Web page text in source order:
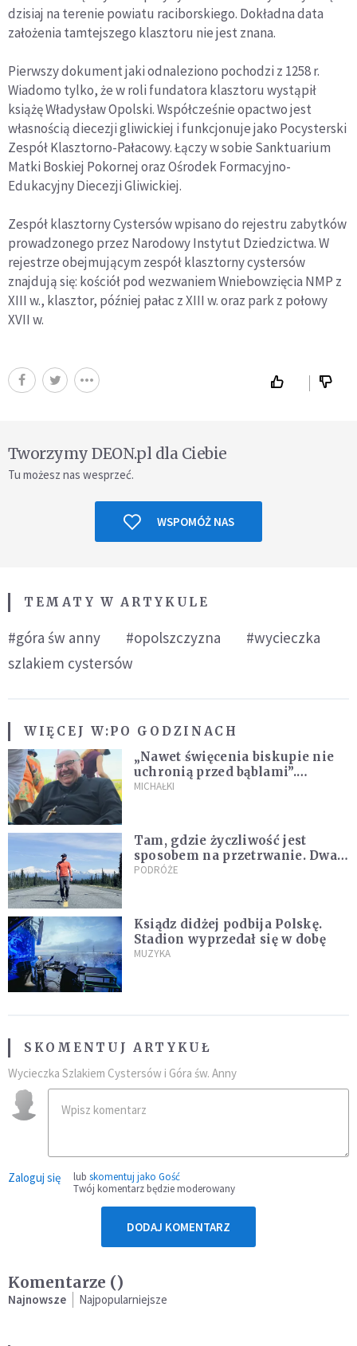
dzisiaj na terenie powiatu raciborskiego. Dokładna data
założenia tamtejszego klasztoru nie jest znana.
Pierwszy dokument jaki odnaleziono pochodzi z 1258 r.
Wiadomo tylko, że w roli fundatora klasztoru wystąpił
książę Władysław Opolski. Współcześnie opactwo jest
własnością diecezji gliwickiej i funkcjonuje jako Pocysterski
Zespół Klasztorno-Pałacowy. Łączy w sobie Sanktuarium
Matki Boskiej Pokornej oraz Ośrodek Formacyjno-
Edukacyjny Diecezji Gliwickiej.
Zespół klasztorny Cystersów wpisano do rejestru zabytków
prowadzonego przez Narodowy Instytut Dziedzictwa. W
rejestrze obejmującym zespół klasztorny cystersów
znajdują się: kościół pod wezwaniem Wniebowzięcia NMP z
XIII w., klasztor, później pałac z XIII w. oraz park z połowy
XVII w.
Tworzymy DEON.pl dla Ciebie
Tu możesz nas wesprzeć.
WSPOMÓŻ NAS
TEMATY W ARTYKULE
#góra św anny #opolszczyzna
#wycieczka
szlakiem cystersów
WIĘCEJ W:PO GODZINACH
„Nawet święcenia biskupie nie
uchronią przed bąblami”.
Archidiecezja pokazała
MICHAŁKI
Tam, gdzie życzliwość jest
sposobem na przetrwanie. Dwa
tygodnie na Alasce [REPORTAŻ]
PODRÓŻE
Ksiądz didżej podbija Polskę.
Stadion wyprzedał się w dobę
MUZYKA
SKOMENTUJ ARTYKUŁ
Wycieczka Szlakiem Cystersów i Góra św. Anny
Zaloguj się lub skomentuj jako Gość
Twój komentarz będzie moderowany
DODAJ KOMENTARZ
Komentarze ()
Najnowsze Najpopularniejsze